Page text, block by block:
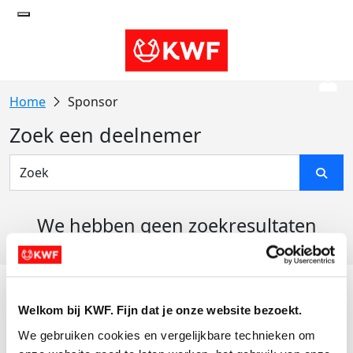
Welkom bij KWF. Fijn dat je onze website bezoekt.
We gebruiken cookies en vergelijkbare technieken om
Sponsor
Zoek een deelnemer
We hebben geen zoekresultaten
Actiematerialen
Evenementen